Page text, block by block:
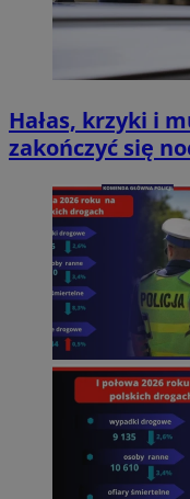
Hałas, krzyki i
zakończyć się